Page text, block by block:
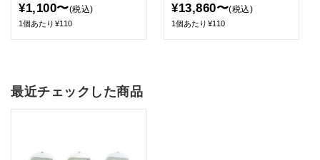
¥1,100〜(税込)
1個あたり¥110
¥13,860〜(税込)
1個あたり¥110
最近チェックした商品